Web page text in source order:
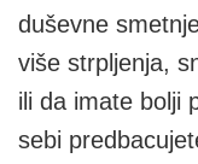
duševne
više strpljenja,
ili da imate bolji
sebi